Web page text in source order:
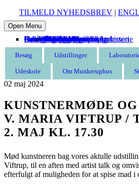
TILMELD NYHEDSBREV |
Open Menu
BesøgEntré
Åbningstider
Find vej
Butik
Omvisning
Udstillinger
Aktuelle
Kommende
Tidligere
Laboratoriet
Arrangementer
Kommende
Tidligere
Udeskole
Om Munkeruphus
Munkeruphus i dag
Husets arkitektur og historie
Gunnar Aagaard Andersen
Have og strand
Leje af Munkeruphus
Organisation
Stillinger
Persondatapolitik
Støt Støt Munkeruphus
Bliv kunstven
Bliv frivillig
Bliv sponsor
Tak til
Café
Besøg Udstillinger
Udeskole Om Munkeruphus
02 maj 2024
KUNSTNERMØDE
V. MARIA VIFTRUP /
2. MAJ KL. 17.30
Mød kunstneren bag vores aktulle
Viftrup, til en aften med artist talk og
efterfulgt af muligheden for at spise mad i